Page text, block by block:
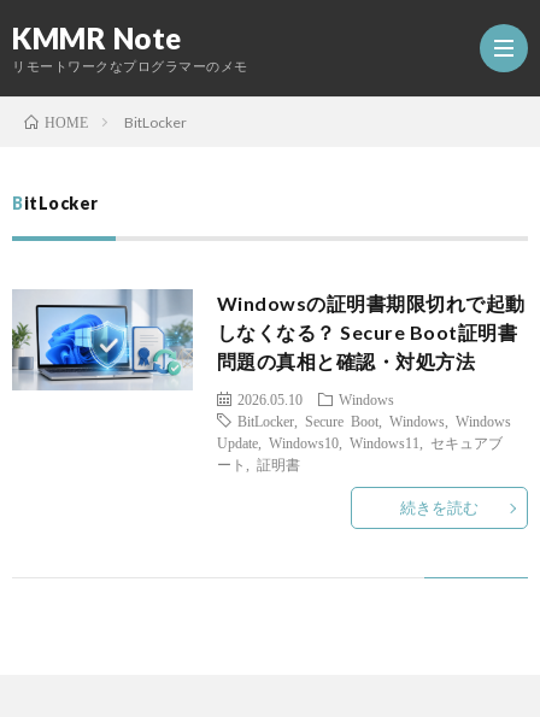
KMMR Note
リモートワークなプログラマーのメモ
ー
ム
日
記
開
た
HOME BitLocker
BitLocker
Windowsの証明書期限切れで起動
しなくなる？ Secure Boot証明書
問題の真相と確認・対処方法
2026.05.10
Windows
BitLocker, Secure Boot, Windows
Windows
Update, Windows10, Windows11
セキュアブ
ート
証明書
続きを読む